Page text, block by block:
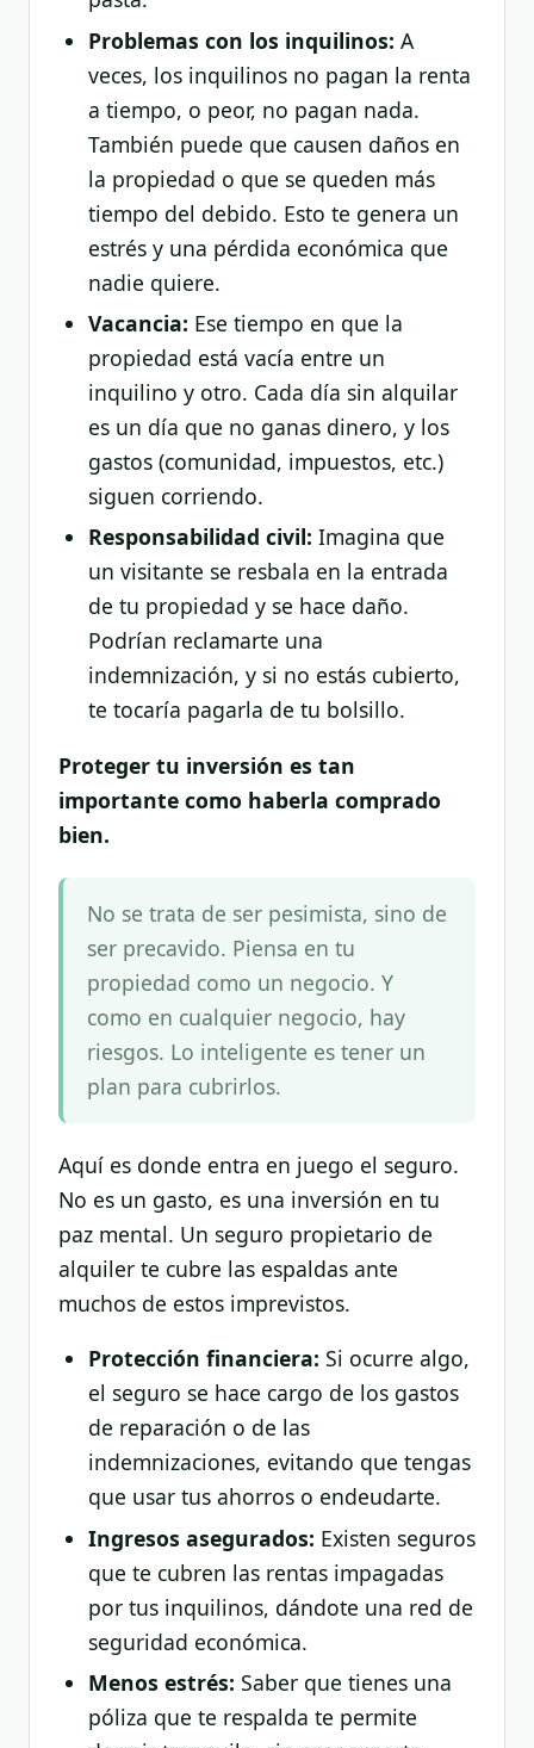
Problemas con los inquilinos: A
veces, los inquilinos no pagan la renta
a tiempo, o peor, no pagan nada.
También puede que causen daños en
la propiedad o que se queden más
tiempo del debido. Esto te genera un
estrés y una pérdida económica que
nadie quiere.
Vacancia: Ese tiempo en que la
propiedad está vacía entre un
inquilino y otro. Cada día sin alquilar
es un día que no ganas dinero, y los
gastos (comunidad, impuestos, etc.)
siguen corriendo.
Responsabilidad civil: Imagina que
un visitante se resbala en la entrada
de tu propiedad y se hace daño.
Podrían reclamarte una
indemnización, y si no estás cubierto,
te tocaría pagarla de tu bolsillo.
Proteger tu inversión es tan
importante como haberla comprado
bien.
No se trata de ser pesimista, sino de
ser precavido. Piensa en tu
propiedad como un negocio. Y
como en cualquier negocio, hay
riesgos. Lo inteligente es tener un
plan para cubrirlos.
Aquí es donde entra en juego el seguro.
No es un gasto, es una inversión en tu
paz mental. Un seguro propietario de
alquiler te cubre las espaldas ante
muchos de estos imprevistos.
Protección financiera: Si ocurre algo,
el seguro se hace cargo de los gastos
de reparación o de las
indemnizaciones, evitando que tengas
que usar tus ahorros o endeudarte.
Ingresos asegurados: Existen seguros
que te cubren las rentas impagadas
por tus inquilinos, dándote una red de
seguridad económica.
Menos estrés: Saber que tienes una
póliza que te respalda te permite